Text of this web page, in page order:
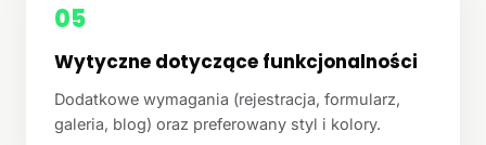
05
Wytyczne dotyczące funkcjonalności
Dodatkowe wymagania (rejestracja, formularz,
galeria, blog) oraz preferowany styl i kolory.